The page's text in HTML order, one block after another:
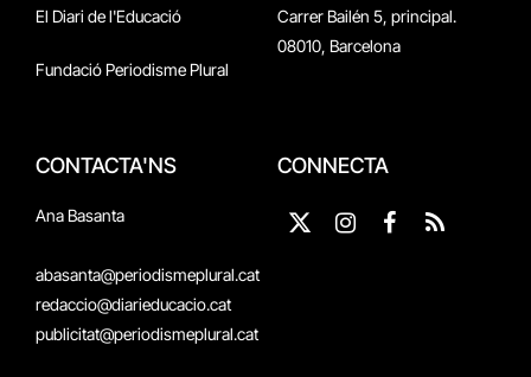
El Diari de l'Educació
Fundació Periodisme Plural
Carrer Bailén 5, principal.
08010, Barcelona
CONTACTA'NS
Ana Basanta
abasanta@periodismeplural.cat
redaccio@diarieducacio.cat
publicitat@periodismeplural.cat
CONNECTA
X
InstagramFacebook
RSS